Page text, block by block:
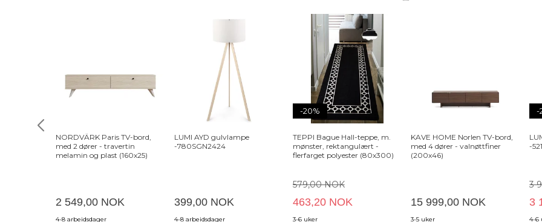
NORDVÄRK Paris TV-bord,
med 2 dører - travertin
melamin og plast (160x25)
2 549,00 NOK
4-8 arbeidsdager
LUMI AYD gulvlampe
-780SGN2424
399,00 NOK
4-8 arbeidsdager
-20%
TEPPI Bague Hall-teppe, m.
mønster, rektangulært -
flerfarget polyester (80x300)
579,00 NOK
463,20 NOK
3-6 uker
KAVE HOME Norlen TV-bord,
med 4 dører - valnøttfiner
(200x46)
15 999,00 NOK
3-5 uker
-
-
3
3
4-6